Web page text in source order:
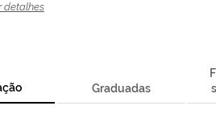
umaREVISAO DA VISTA
detalhes
Graduadas